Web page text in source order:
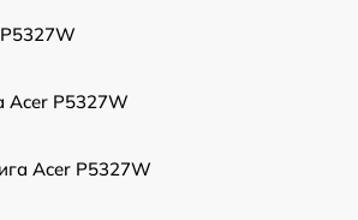
Acer P5327W
Acer P5327W